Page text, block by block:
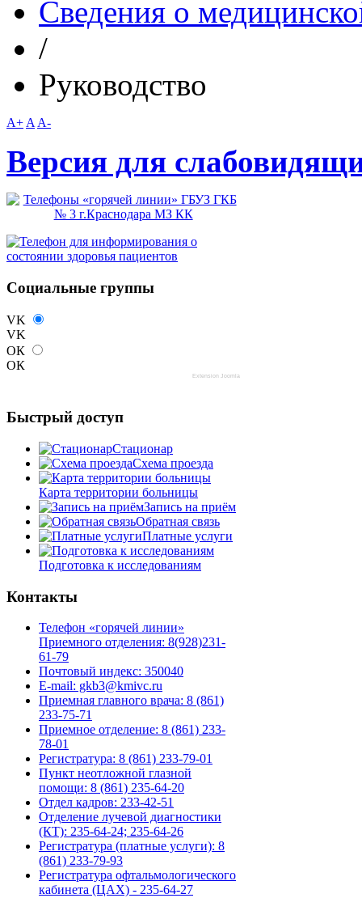
Сведения о
/
Руководство
A+ A A-
Версия для
Социальные группы
VK
VK
ОК
ОК
Extension Joomla
Быстрый доступ
Стационар
Схема проезда
Карта территории больницы
Запись на приём
Обратная связь
Платные услуги
Подготовка к исследованиям
Контакты
Телефон «горячей линии»
Приемного отделения: 8(928)231-
61-79
Почтовый индекс: 350040
E-mail: gkb3@kmivc.ru
Приемная главного врача: 8 (861)
233-75-71
Приемное отделение: 8 (861) 233-
78-01
Регистратура: 8 (861) 233-79-01
Пункт неотложной глазной
помощи: 8 (861) 235-64-20
Отдел кадров: 233-42-51
Отделение лучевой диагностики
(КТ): 235-64-24; 235-64-26
Регистратура (платные услуги): 8
(861) 233-79-93
Регистратура офтальмологического
кабинета (ЦАХ) - 235-64-27